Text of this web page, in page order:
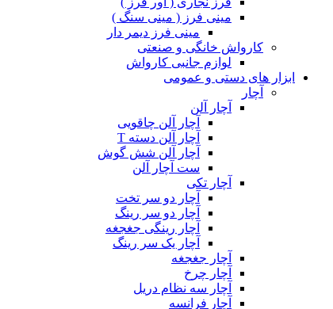
مینی فرز ( مینی سنگ )
مینی فرز دیمر دار
کارواش خانگی و صنعتی
لوازم جانبی کارواش
ابزار های دستی و عمومی
آچار
آچار آلن
آچار آلن چاقویی
آچار آلن دسته T
آچار آلن شش گوش
ست آچار آلن
آچار تکی
آچار دو سر تخت
آچار دو سر رینگ
آچار رینگی جغجغه
آچار یک سر رینگ
آچار جغجغه
آچار چرخ
آچار سه نظام دریل
آچار فرانسه